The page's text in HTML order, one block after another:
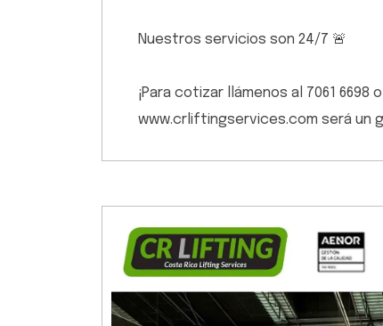
Nuestros servicios son 24/7 🚨
¡Para cotizar llámenos al 7061
www.crliftingservices.com será un